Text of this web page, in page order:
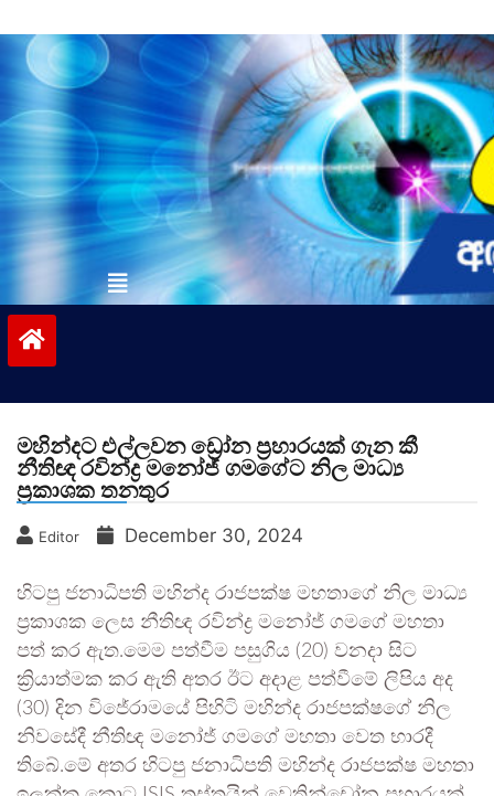
to
contentvinivida.lk
මහින්දට එල්ලවන ඩ්‍රෝන ප්‍රහාරයක් ගැන කී
නීතිඥ රවින්ද්‍ර මනෝජ් ගමගේට නිල මාධ්‍ය
ප්‍රකාශක තනතුර
Editor December 30, 2024
හිටපු ජනාධිපති මහින්ද රාජපක්ෂ මහතාගේ නිල මාධ්‍ය
ප්‍රකාශක ලෙස නීතිඥ රවින්ද්‍ර මනෝජ් ගමගේ මහතා
පත් කර ඇත.මෙම පත්වීම පසුගිය (20) වනදා සිට
ක්‍රියාත්මක කර ඇති අතර ඊට අදාළ පත්වීමේ ලිපිය අද
(30) දින විජේරාමයේ පිහිටි මහින්ද රාජපක්ෂගේ නිල
නිවසේදී නීතිඥ මනෝජ් ගමගේ මහතා වෙත භාරදී
තිබේ.මේ අතර හිටපු ජනාධිපති මහින්ද රාජපක්ෂ මහතා